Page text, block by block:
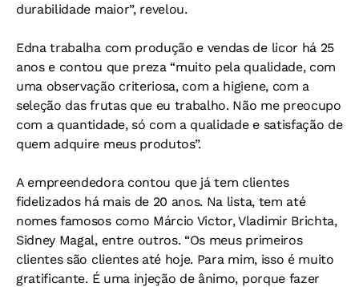
durabilidade maior”, revelou.
Edna trabalha com produção e vendas de licor há 25
anos e contou que preza “muito pela qualidade, com
uma observação criteriosa, com a higiene, com a
seleção das frutas que eu trabalho. Não me preocupo
com a quantidade, só com a qualidade e satisfação de
quem adquire meus produtos”.
A empreendedora contou que já tem clientes
fidelizados há mais de 20 anos. Na lista, tem até
nomes famosos como Márcio Victor, Vladimir Brichta,
Sidney Magal, entre outros. “Os meus primeiros
clientes são clientes até hoje. Para mim, isso é muito
gratificante. É uma injeção de ânimo, porque fazer